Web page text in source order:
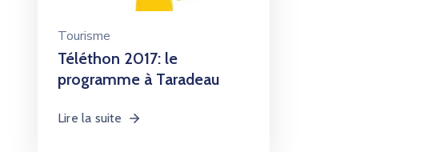
Tourisme
Téléthon 2017: le
programme à Taradeau
Lire la suite